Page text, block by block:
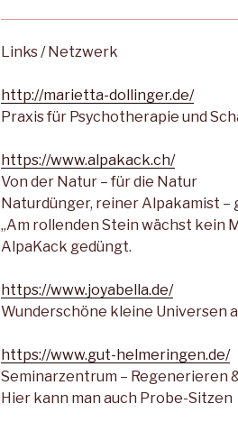
Links / Netzwerk
http://marietta-dollinger.de/
Praxis für Psychotherapie und
https://www.alpakack.ch/
Von der Natur – für die Natur
Naturdünger, reiner Alpakamist
„Am rollenden Stein wächst kein
AlpaKack gedüngt.
https://www.joyabella.de/
Wunderschöne kleine Universen
https://www.gut-helmeringen.de/
Seminarzentrum – Regenerieren
Hier kann man auch Probe-Sitzen